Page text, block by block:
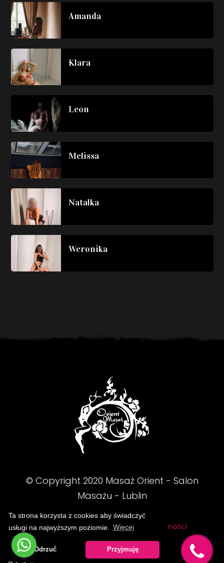
Ta strona korzysta z cookies aby świadczyć
usługi na najwyższym poziomie.
Więcej
Odrzuć Przyjmuję
Amanda
Klara
Leon
Melissa
Natalka
Weronika
© Copyright 2020 Masaż Orient - Salon
Masażu - Lublin
FAQ Regulamin Polityka prywatności